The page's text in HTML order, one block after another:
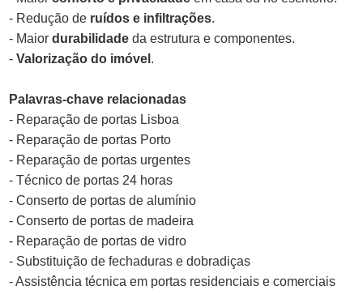
- Redução de ruídos e infiltrações.
- Maior durabilidade da estrutura e componentes.
- Valorização do imóvel .
Palavras-chave relacionadas
- Reparação de portas Lisboa
- Reparação de portas Porto
- Reparação de portas urgentes
- Técnico de portas 24 horas
- Conserto de portas de alumínio
- Conserto de portas de madeira
- Reparação de portas de vidro
- Substituição de fechaduras e dobradiças
- Assistência técnica em portas residenciais e comerciais